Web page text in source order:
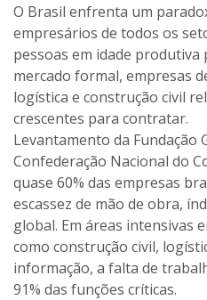
O Brasil enfrenta um
empresários de todos os
pessoas em idade
mercado formal, empresas
logística e construção civil
crescentes para contratar.
Levantamento da Fundação
Confederação Nacional do
quase 60% das empresas
escassez de mão de obra,
global. Em áreas intensivas
como construção civil,
informação, a falta de
91% das funções críticas.